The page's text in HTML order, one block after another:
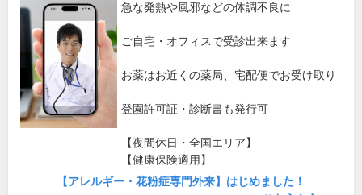
急な発熱や風邪などの体調不良に
ご自宅・オフィスで受診出来ます
お薬はお近くの薬局、宅配便でお受け取り
登園許可証・診断書も発行可
【夜間休日・全国エリア】
【健康保険適用】
【アレルギー・花粉症専門外来】はじめました！